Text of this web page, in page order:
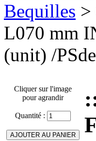
Bequilles
L070 mm
(unit) /
Cliquer sur l'image
pour agrandir
Quantité :